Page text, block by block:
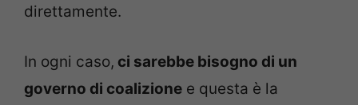
direttamente.
In ogni caso, ci sarebbe bisogno di un
governo di coalizione e questa è la